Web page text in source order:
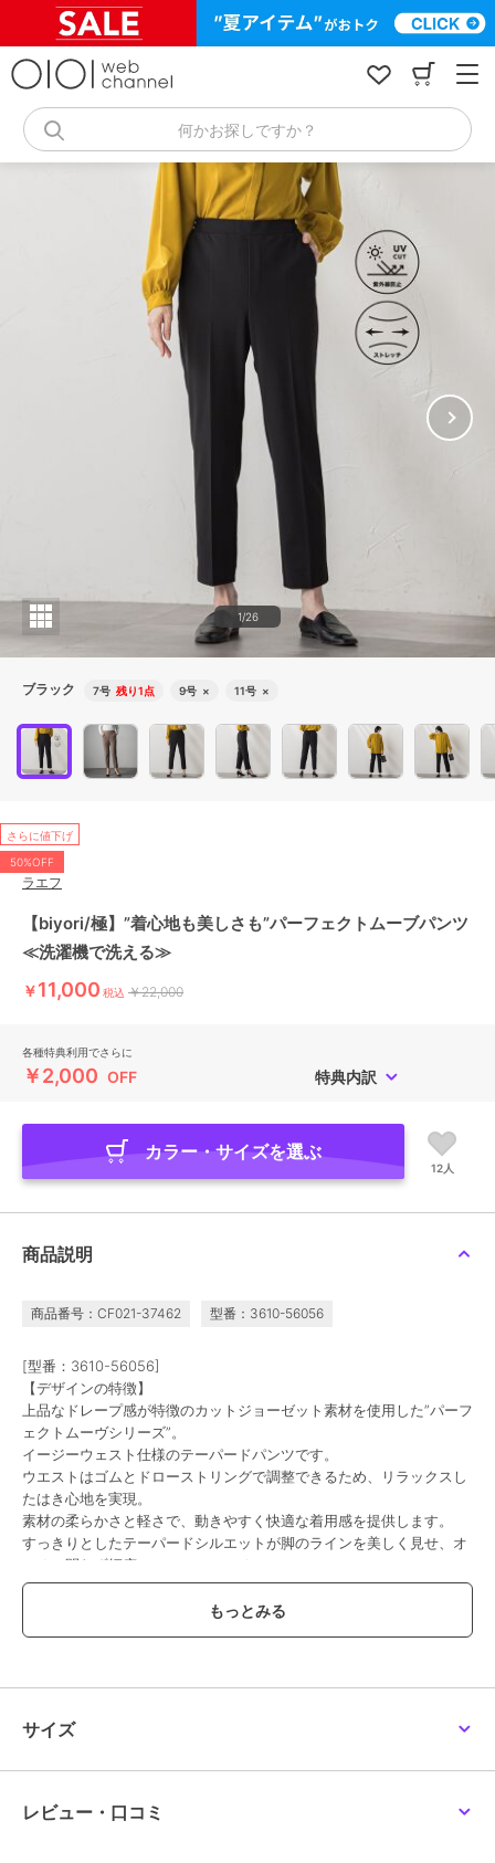
キ
何かお探しですか？
1/26
ブラック 7号 残り1点 9号 × 11号 ×
さらに値下げ
50%OFF
ラエフ
【biyori/極】”着心地も美しさも”パーフェクトムーブパンツ
≪洗濯機で洗える≫
￥11,000 税込 ￥22,000
各種特典利用でさらに
￥2,000 OFF 特典内訳
カラー・サイズを選ぶ
12人
商品説明
商品番号：CF021-37462 型番：3610-56056
[型番：3610-56056]
【デザインの特徴】
上品なドレープ感が特徴のカットジョーゼット素材を使用した”パーフ
ェクトムーヴシリーズ”。
イージーウェスト仕様のテーパードパンツです。
ウエストはゴムとドローストリングで調整できるため、リラックスし
たはき心地を実現。
素材の柔らかさと軽さで、動きやすく快適な着用感を提供します。
すっきりとしたテーパードシルエットが脚のラインを美しく見せ、オ
ンオフ問わず幅広いシーンにマッチ。
トップスを選ばず、ワンピースの下に合わせてもバランスよく決まり
季節を問わず着回せる万能パンツです。
ご自宅でのお手入れが簡単
◆紫外線防止
【素材の特徴】
サイズ
レビュー・口コミ